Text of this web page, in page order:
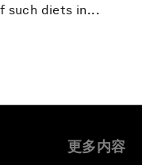
such diets in...
更多内容